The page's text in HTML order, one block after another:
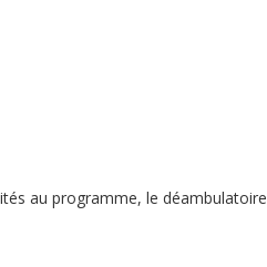
au programme, le déambulatoire